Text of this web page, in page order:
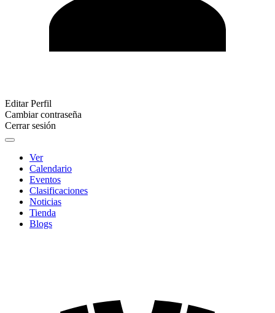
Editar Perfil
Cambiar contraseña
Cerrar sesión
Ver
Calendario
Eventos
Clasificaciones
Noticias
Tienda
Blogs